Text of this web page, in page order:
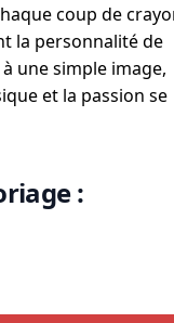
coup de
la personnalité de
une simple image,
et la passion se
: